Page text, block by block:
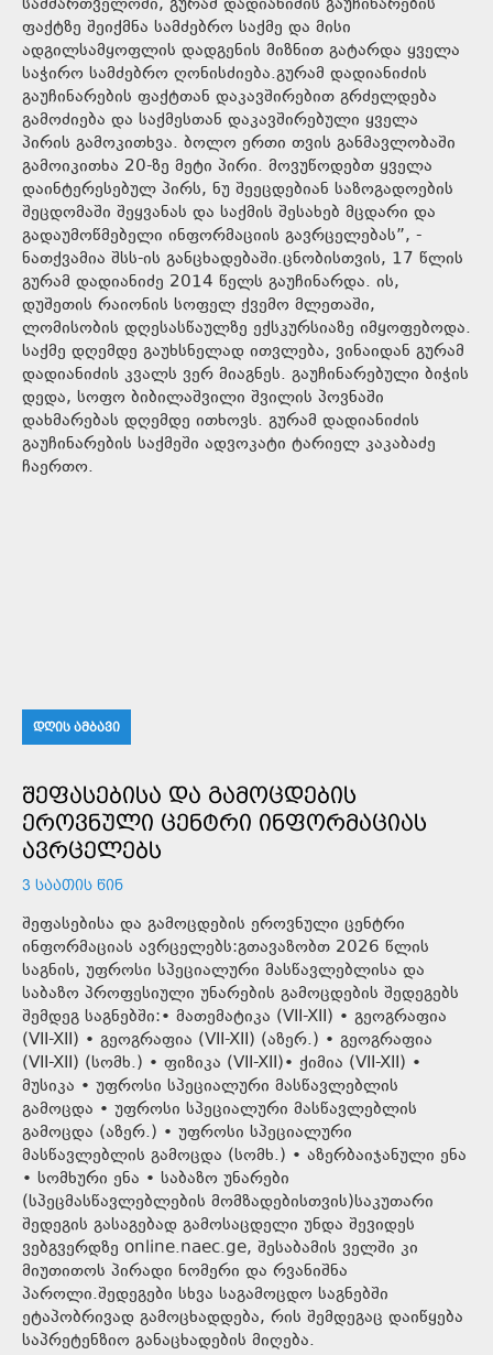
ფაქტზე შეიქმნა სამძებრო საქმე და მისი
ადგილსამყოფლის დადგენის მიზნით გატარდა ყველა
საჭირო სამძებრო ღონისძიება.გურამ დადიანიძის
გაუჩინარების ფაქტთან დაკავშირებით გრძელდება
გამოძიება და საქმესთან დაკავშირებული ყველა
პირის გამოკითხვა. ბოლო ერთი თვის განმავლობაში
გამოიკითხა 20-ზე მეტი პირი. მოვუწოდებთ ყველა
დაინტერესებულ პირს, ნუ შეეცდებიან საზოგადოების
შეცდომაში შეყვანას და საქმის შესახებ მცდარი და
გადაუმოწმებელი ინფორმაციის გავრცელებას”, -
ნათქვამია შსს-ის განცხადებაში.ცნობისთვის, 17 წლის
გურამ დადიანიძე 2014 წელს გაუჩინარდა. ის,
დუშეთის რაიონის სოფელ ქვემო მლეთაში,
ლომისობის დღესასწაულზე ექსკურსიაზე იმყოფებოდა.
საქმე დღემდე გაუხსნელად ითვლება, ვინაიდან გურამ
დადიანიძის კვალს ვერ მიაგნეს. გაუჩინარებული ბიჭის
დედა, სოფო ბიბილაშვილი შვილის პოვნაში
დახმარებას დღემდე ითხოვს. გურამ დადიანიძის
გაუჩინარების საქმეში ადვოკატი ტარიელ კაკაბაძე
ჩაერთო.
ᲓᲦᲘᲡ ᲐᲛᲑᲐᲕᲘ
ᲨᲔᲤᲐᲡᲔᲑᲘᲡᲐ ᲓᲐ ᲒᲐᲛᲝᲪᲓᲔᲑᲘᲡ
ᲔᲠᲝᲕᲜᲣᲚᲘ ᲪᲔᲜᲢᲠᲘ ᲘᲜᲤᲝᲠᲛᲐᲪᲘᲐᲡ
ᲐᲕᲠᲪᲔᲚᲔᲑᲡ
3 ᲡᲐᲐᲗᲘᲡ ᲬᲘᲜ
შეფასებისა და გამოცდების ეროვნული ცენტრი
ინფორმაციას ავრცელებს:გთავაზობთ 2026 წლის
საგნის, უფროსი სპეციალური მასწავლებლისა და
საბაზო პროფესიული უნარების გამოცდების შედეგებს
შემდეგ საგნებში:• მათემატიკა (VII-XII) • გეოგრაფია
(VII-XII) • გეოგრაფია (VII-XII) (აზერ.) • გეოგრაფია
(VII-XII) (სომხ.) • ფიზიკა (VII-XII)• ქიმია (VII-XII) •
მუსიკა • უფროსი სპეციალური მასწავლებლის
გამოცდა • უფროსი სპეციალური მასწავლებლის
გამოცდა (აზერ.) • უფროსი სპეციალური
მასწავლებლის გამოცდა (სომხ.) • აზერბაიჯანული ენა
• სომხური ენა • საბაზო უნარები
(სპეცმასწავლებლების მომზადებისთვის)საკუთარი
შედეგის გასაგებად გამოსაცდელი უნდა შევიდეს
ვებგვერდზე online.naec.ge, შესაბამის ველში კი
მიუთითოს პირადი ნომერი და რვანიშნა
პაროლი.შედეგები სხვა საგამოცდო საგნებში
ეტაპობრივად გამოცხადდება, რის შემდეგაც დაიწყება
საპრეტენზიო განაცხადების მიღება.